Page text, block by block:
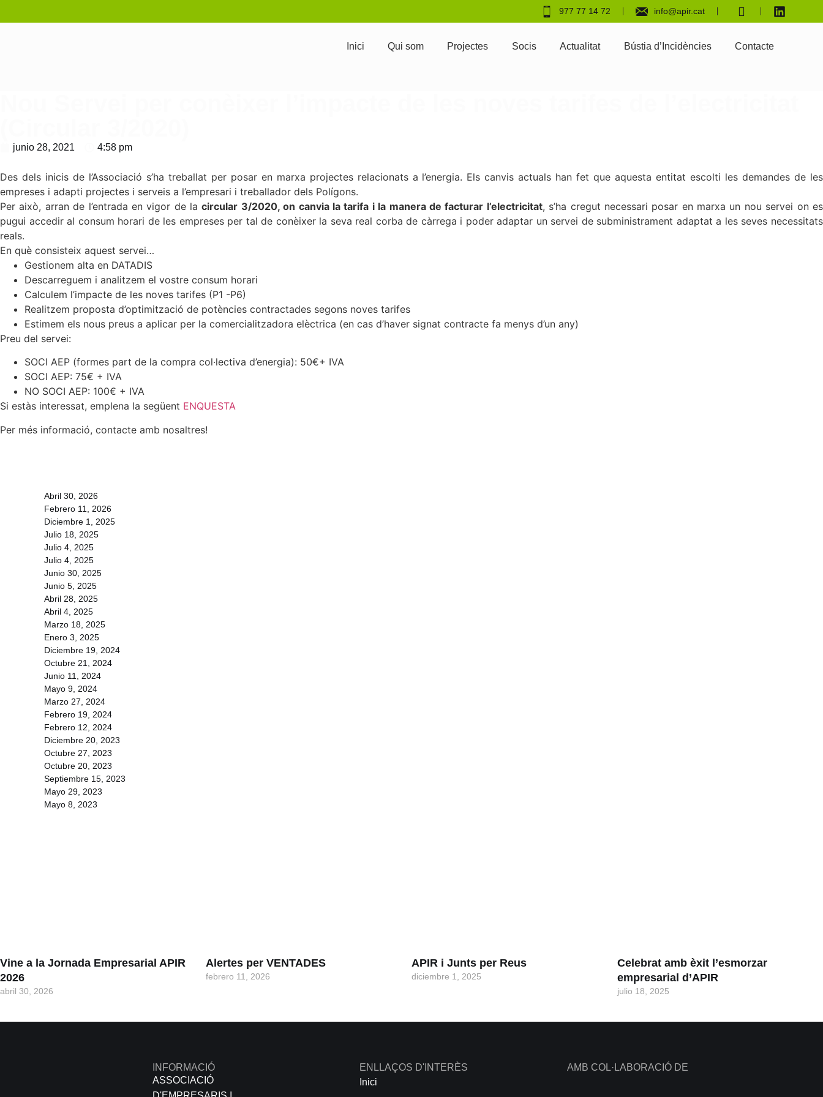
977 77 14 72 info@apir.cat
Inici Qui som Projectes Socis Actualitat Bústia d’Incidències Contacte
junio 28, 2021 4:58 pm
Des dels inicis de l’Associació s’ha treballat per posar en marxa projectes relacionats a l’energia. Els canvis actuals han fet que aquesta entitat escolti les demandes de les
empreses i adapti projectes i serveis a l’empresari i treballador dels Polígons.
Per això, arran de l’entrada en vigor de lacircular 3/2020, on canvia la tarifa i la manera de facturar l’electricitat, s’ha cregut necessari posar en marxa un nou servei on es
pugui accedir al consum horari de les empreses per tal de conèixer la seva real corba de càrrega i poder adaptar un servei de subministrament adaptat a les seves necessitats
reals.
En què consisteix aquest servei…
Gestionem alta en DATADIS
Descarreguem i analitzem el vostre consum horari
Calculem l’impacte de les noves tarifes (P1 -P6)
Realitzem proposta d’optimització de potències contractades segons noves tarifes
Estimem els nous preus a aplicar per la comercialitzadora elèctrica (en cas d’haver signat contracte fa menys d’un any)
Preu del servei:
SOCI AEP (formes part de la compra col·lectiva d’energia): 50€+ IVA
SOCI AEP: 75€ + IVA
NO SOCI AEP: 100€ + IVA
Si estàs interessat, emplena la següent ENQUESTA
Per més informació, contacte amb nosaltres!
Abril 30, 2026
Febrero 11, 2026
Diciembre 1, 2025
Julio 18, 2025
Julio 4, 2025
Julio 4, 2025
Junio 30, 2025
Junio 5, 2025
Abril 28, 2025
Abril 4, 2025
Marzo 18, 2025
Enero 3, 2025
Diciembre 19, 2024
Octubre 21, 2024
Junio 11, 2024
Mayo 9, 2024
Marzo 27, 2024
Febrero 19, 2024
Febrero 12, 2024
Diciembre 20, 2023
Octubre 27, 2023
Octubre 20, 2023
Septiembre 15, 2023
Mayo 29, 2023
Mayo 8, 2023
Vine a la Jornada Empresarial APIR
2026
abril 30, 2026
Alertes per VENTADES
febrero 11, 2026
APIR i Junts per Reus
diciembre 1, 2025
Celebrat amb èxit l’esmorzar
empresarial d’APIR
julio 18, 2025
INFORMACIÓ
ASSOCIACIÓ
ENLLAÇOS D'INTERÈS
Inici
AMB COL·LABORACIÓ DE